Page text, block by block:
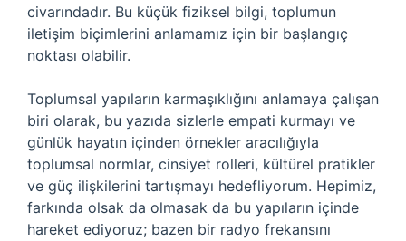
civarındadır. Bu küçük fiziksel bilgi, toplumun
iletişim biçimlerini anlamamız için bir başlangıç
noktası olabilir.
Toplumsal yapıların karmaşıklığını anlamaya çalışan
biri olarak, bu yazıda sizlerle empati kurmayı ve
günlük hayatın içinden örnekler aracılığıyla
toplumsal normlar, cinsiyet rolleri, kültürel pratikler
ve güç ilişkilerini tartışmayı hedefliyorum. Hepimiz,
farkında olsak da olmasak da bu yapıların içinde
hareket ediyoruz; bazen bir radyo frekansını